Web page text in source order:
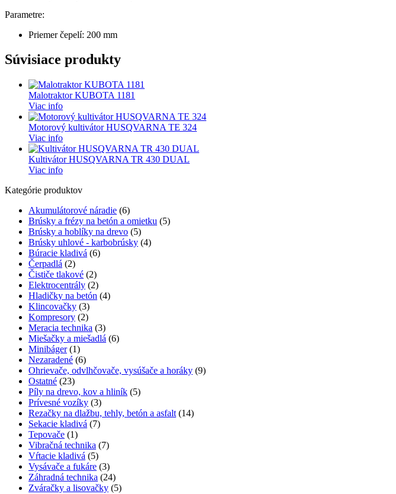
Parametre:
Priemer čepelí: 200 mm
Súvisiace produkty
Malotraktor KUBOTA 1181
Viac info
Motorový kultivátor HUSQVARNA TE 324
Viac info
Kultivátor HUSQVARNA TR 430 DUAL
Viac info
Kategórie produktov
Akumulátorové náradie (6)
Brúsky a frézy na betón a omietku (5)
Brúsky a hoblíky na drevo (5)
Brúsky uhlové - karbobrúsky (4)
Búracie kladivá (6)
Čerpadlá (2)
Čističe tlakové (2)
Elektrocentrály (2)
Hladičky na betón (4)
Klincovačky (3)
Kompresory (2)
Meracia technika (3)
Miešačky a miešadlá (6)
Minibáger (1)
Nezaradené (6)
Ohrievače, odvlhčovače, vysúšače a horáky (9)
Ostatné (23)
Píly na drevo, kov a hliník (5)
Prívesné vozíky (3)
Rezačky na dlažbu, tehly, betón a asfalt (14)
Sekacie kladivá (7)
Tepovače (1)
Vibračná technika (7)
Vŕtacie kladivá (5)
Vysávače a fukáre (3)
Záhradná technika (24)
Zváračky a lisovačky (5)